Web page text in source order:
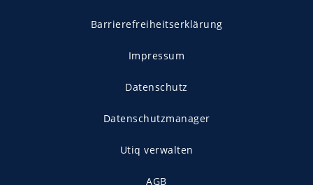
Barrierefreiheitserklärung
Impressum
Datenschutz
Datenschutzmanager
Utiq verwalten
AGB